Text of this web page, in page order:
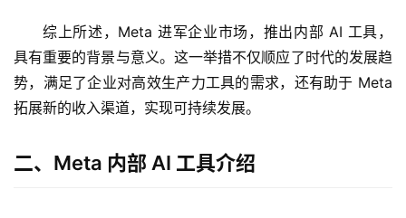
综上所述，Meta 进军企业市场，推出内部 AI 工具，
具有重要的背景与意义。这一举措不仅顺应了时代的发展趋
势，满足了企业对高效生产力工具的需求，还有助于 Meta
拓展新的收入渠道，实现可持续发展。
二、Meta 内部 AI 工具介绍